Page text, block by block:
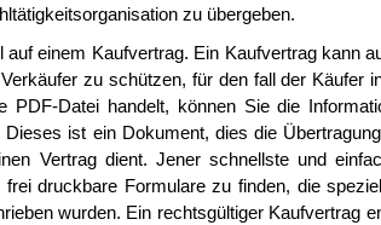
zu übergeben.
einem Kaufvertrag. Ein Kaufvertrag kann
zu schützen, für den fall der Käufer
Datei handelt, können Sie die
ist ein Dokument, dies die
Vertrag dient. Jener schnellste und
druckbare Formulare zu finden, die
wurden. Ein rechtsgültiger Kaufvertrag